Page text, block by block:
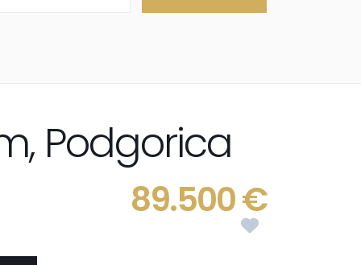
Podgorica
89.500 €